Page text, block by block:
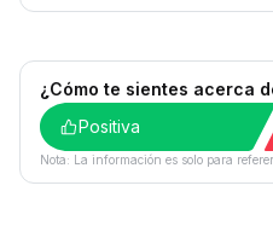
¿Cómo te sientes acerca
Positiva
Nota: La información es solo para